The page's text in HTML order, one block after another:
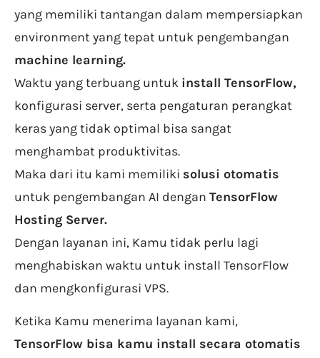
yang memiliki tantangan dalam mempersiapkan
environment yang tepat untuk pengembangan
machine learning.
Waktu yang terbuang untuk install TensorFlow,
konfigurasi server, serta pengaturan perangkat
keras yang tidak optimal bisa sangat
menghambat produktivitas.
Maka dari itu kami memiliki solusi otomatis
untuk pengembangan AI dengan TensorFlow
Hosting Server.
Dengan layanan ini, Kamu tidak perlu lagi
menghabiskan waktu untuk install TensorFlow
dan mengkonfigurasi VPS.
Ketika Kamu menerima layanan kami,
TensorFlow bisa kamu install secara otomatis